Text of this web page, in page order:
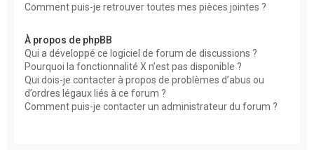
Comment puis-je retrouver toutes mes pièces jointes ?
À propos de phpBB
Qui a développé ce logiciel de forum de discussions ?
Pourquoi la fonctionnalité X n’est pas disponible ?
Qui dois-je contacter à propos de problèmes d’abus ou
d’ordres légaux liés à ce forum ?
Comment puis-je contacter un administrateur du forum ?